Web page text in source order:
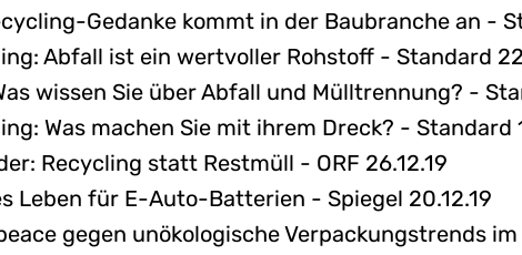
Gedanke kommt in der Baubranche an -
Abfall ist ein wertvoller Rohstoff - Standard
wissen Sie über Abfall und Mülltrennung? -
Was machen Sie mit ihrem Dreck? - Standard
Recycling statt Restmüll - ORF 26.12.19
Leben für E-Auto-Batterien - Spiegel 20.12.19
gegen unökologische Verpackungstrends